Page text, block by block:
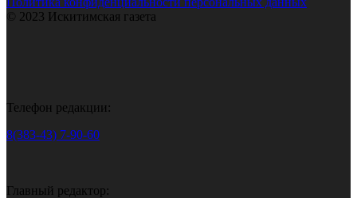
© 2023 Искитимская газета
Телефон редакции:
8(383-43) 7-90-60
Главный редактор: